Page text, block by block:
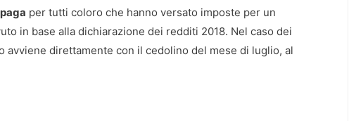
per tutti coloro che hanno versato imposte per un
in base alla dichiarazione dei redditi 2018. Nel caso dei
direttamente con il cedolino del mese di luglio, al